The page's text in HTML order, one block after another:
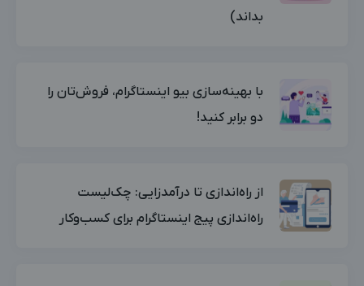
بداند)
با بهینه‌سازی بیو اینستاگرام، فروش‌تان را
دو برابر کنید!
از راه‌اندازی تا درآمدزایی: چک‌لیست
راه‌اندازی پیج اینستاگرام برای کسب‌وکار